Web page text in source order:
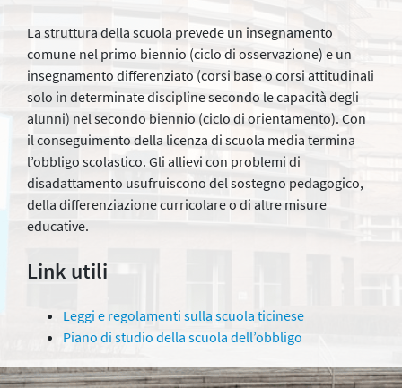
La struttura della scuola prevede un insegnamento
comune nel primo biennio (ciclo di osservazione) e un
insegnamento differenziato (corsi base o corsi attitudinali
solo in determinate discipline secondo le capacità degli
alunni) nel secondo biennio (ciclo di orientamento). Con
il conseguimento della licenza di scuola media termina
l’obbligo scolastico. Gli allievi con problemi di
disadattamento usufruiscono del sostegno pedagogico,
della differenziazione curricolare o di altre misure
educative.
Link utili
Leggi e regolamenti sulla scuola ticinese
Piano di studio della scuola dell’obbligo